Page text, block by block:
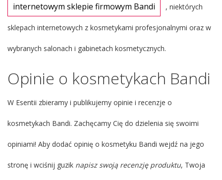
internetowym sklepie firmowym Bandi , niektórych
sklepach internetowych z kosmetykami profesjonalnymi oraz w
wybranych salonach i gabinetach kosmetycznych.
Opinie o kosmetykach Bandi
W Esentii zbieramy i publikujemy opinie i recenzje o
kosmetykach Bandi. Zachęcamy Cię do dzielenia się swoimi
opiniami! Aby dodać opinię o kosmetyku Bandi wejdź na jego
stronę i wciśnij guzik napisz swoją recenzję produktu, Twoja